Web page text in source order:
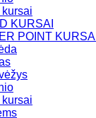
KURSAI
POINT KURSAI